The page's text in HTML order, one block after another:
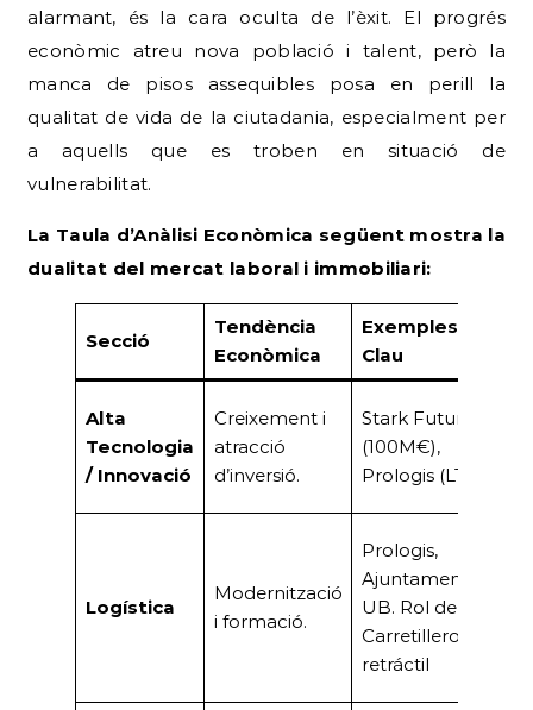
alarmant, és la cara oculta de l’èxit. El progrés
econòmic atreu nova població i talent, però la
manca de pisos assequibles posa en perill la
qualitat de vida de la ciutadania, especialment per
a aquells que es troben en situació de
vulnerabilitat.
La Taula d’Anàlisi Econòmica següent mostra la
dualitat del mercat laboral i immobiliari:
Secció
Tendència
Econòmica
Exemples
Clau
Alta
Tecnologia
/ Innovació
Creixement i
atracció
d’inversió.
Stark Future
(100M€),
Prologis (LTIM)
Logística
Modernització
i formació.
Prologis,
Ajuntament,
UB. Rol de
Carretillero/a
retráctil